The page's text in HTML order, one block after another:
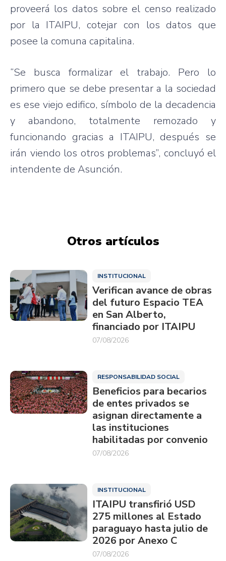
proveerá los datos sobre el censo realizado
por la ITAIPU, cotejar con los datos que
posee la comuna capitalina.
“Se busca formalizar el trabajo. Pero lo
primero que se debe presentar a la sociedad
es ese viejo edifico, símbolo de la decadencia
y abandono, totalmente remozado y
funcionando gracias a ITAIPU, después se
irán viendo los otros problemas”, concluyó el
intendente de Asunción.
Otros artículos
INSTITUCIONAL
Verifican avance de obras
del futuro Espacio TEA
en San Alberto,
financiado por ITAIPU
07/08/2026
RESPONSABILIDAD SOCIAL
Beneficios para becarios
de entes privados se
asignan directamente a
las instituciones
habilitadas por convenio
07/08/2026
INSTITUCIONAL
ITAIPU transfirió USD
275 millones al Estado
paraguayo hasta julio de
2026 por Anexo C
07/08/2026